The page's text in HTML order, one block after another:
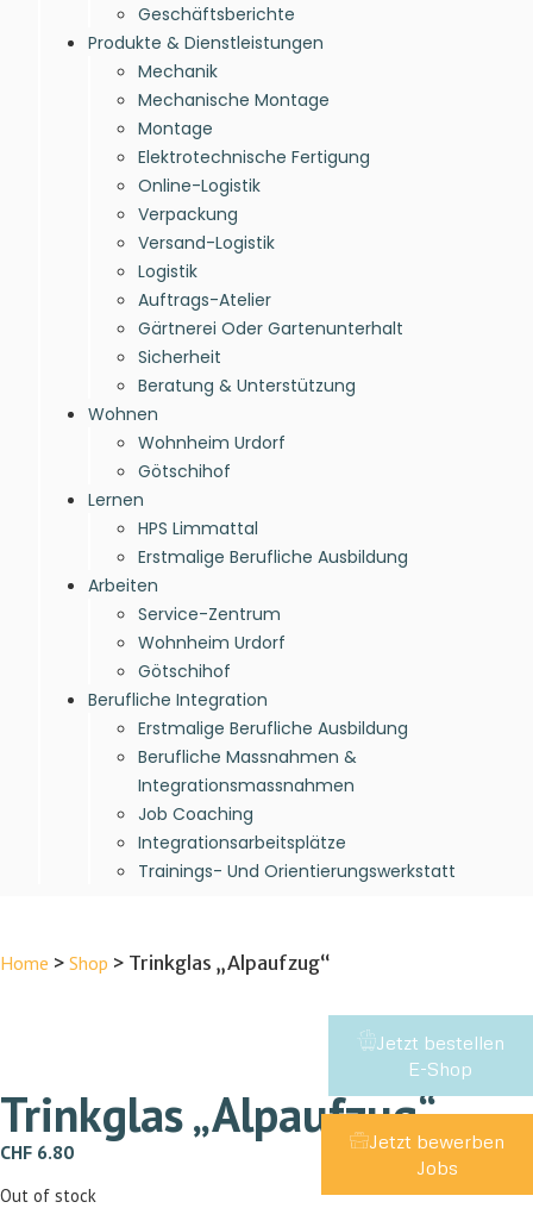
Geschäftsberichte
Produkte & Dienstleistungen
Mechanik
Mechanische Montage
Montage
Elektrotechnische Fertigung
Online-Logistik
Verpackung
Versand-Logistik
Logistik
Auftrags-Atelier
Gärtnerei Oder Gartenunterhalt
Sicherheit
Beratung & Unterstützung
Wohnen
Wohnheim Urdorf
Götschihof
Lernen
HPS Limmattal
Erstmalige Berufliche Ausbildung
Arbeiten
Service-Zentrum
Wohnheim Urdorf
Götschihof
Berufliche Integration
Erstmalige Berufliche Ausbildung
Berufliche Massnahmen &
Integrationsmassnahmen
Job Coaching
Integrationsarbeitsplätze
Trainings- Und Orientierungswerkstatt
Jetzt bestellen
E-Shop
Jetzt bewerben
Jobs
Home > Shop > Trinkglas „Alpaufzug“
Trinkglas „Alpaufzug“
CHF 6.80
Out of stock